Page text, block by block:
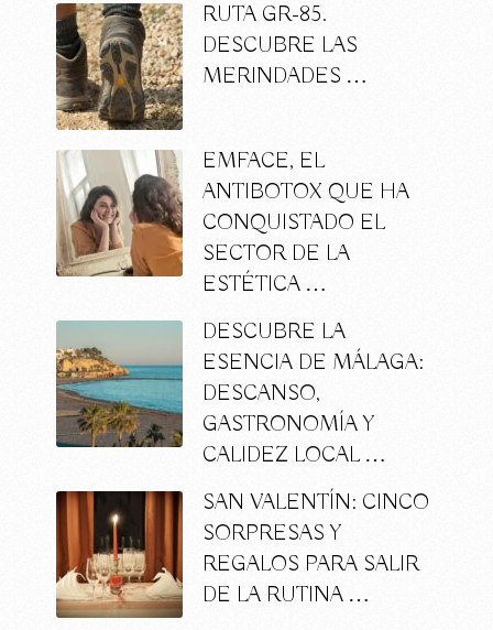
RUTA GR-85.
DESCUBRE LAS
MERINDADES …
EMFACE, EL
ANTIBOTOX QUE HA
CONQUISTADO EL
SECTOR DE LA
ESTÉTICA …
DESCUBRE LA
ESENCIA DE MÁLAGA:
DESCANSO,
GASTRONOMÍA Y
CALIDEZ LOCAL …
SAN VALENTÍN: CINCO
SORPRESAS Y
REGALOS PARA SALIR
DE LA RUTINA …